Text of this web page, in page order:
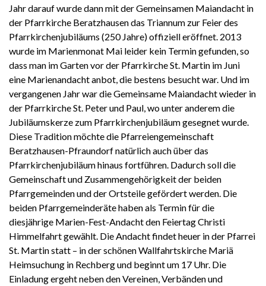
Jahr darauf wurde dann mit der Gemeinsamen Maiandacht in
der Pfarrkirche Beratzhausen das Triannum zur Feier des
Pfarrkirchenjubiläums (250 Jahre) offiziell eröffnet. 2013
wurde im Marienmonat Mai leider kein Termin gefunden, so
dass man im Garten vor der Pfarrkirche St. Martin im Juni
eine Marienandacht anbot, die bestens besucht war. Und im
vergangenen Jahr war die Gemeinsame Maiandacht wieder in
der Pfarrkirche St. Peter und Paul, wo unter anderem die
Jubiläumskerze zum Pfarrkirchenjubiläum gesegnet wurde.
Diese Tradition möchte die Pfarreiengemeinschaft
Beratzhausen-Pfraundorf natürlich auch über das
Pfarrkirchenjubiläum hinaus fortführen. Dadurch soll die
Gemeinschaft und Zusammengehörigkeit der beiden
Pfarrgemeinden und der Ortsteile gefördert werden. Die
beiden Pfarrgemeinderäte haben als Termin für die
diesjährige Marien-Fest-Andacht den Feiertag Christi
Himmelfahrt gewählt. Die Andacht findet heuer in der Pfarrei
St. Martin statt – in der schönen Wallfahrtskirche Mariä
Heimsuchung in Rechberg und beginnt um 17 Uhr. Die
Einladung ergeht neben den Vereinen, Verbänden und